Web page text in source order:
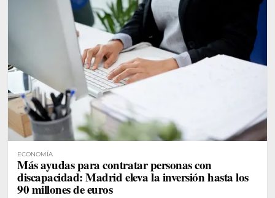
ECONOMÍA
Más ayudas para contratar personas con
discapacidad: Madrid eleva la inversión hasta los
90 millones de euros